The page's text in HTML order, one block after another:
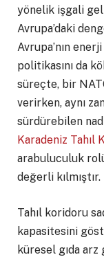
yönelik işgali
Avrupa’daki
Avrupa’nın
politikasını da
süreçte, bir
verirken, aynı
sürdürebilen
Karadeniz Tahıl
arabuluculuk
değerli kılmıştır.
Tahıl koridoru
kapasitesini
küresel gıda